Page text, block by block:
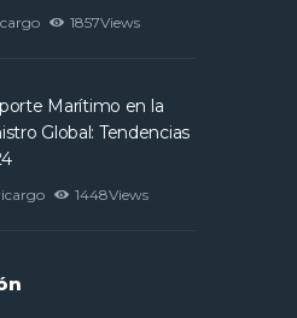
1857Views
Marítimo en la
Global: Tendencias
1448Views